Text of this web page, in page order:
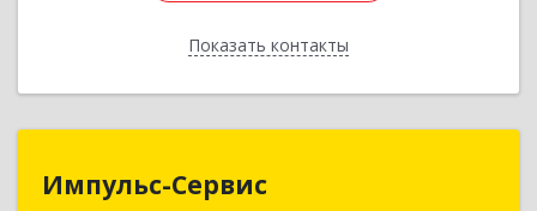
Показать контакты
Назад
Импульс-Сервис